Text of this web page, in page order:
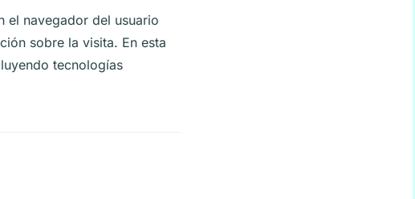
el navegador del usuario
sobre la visita. En esta
tecnologías